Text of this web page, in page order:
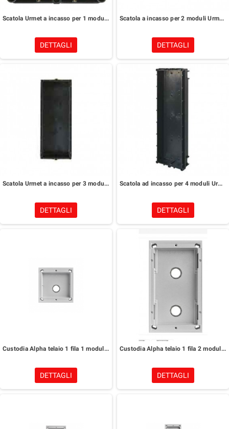
Scatola Urmet a incasso per 1 modulo 1145/51
DETTAGLI
Scatola a incasso per 2 moduli Urmet 1145/52
DETTAGLI
Scatola Urmet a incasso per 3 moduli 1145/53
DETTAGLI
Scatola ad incasso per 4 moduli Urmet 1145/54
DETTAGLI
Custodia Alpha telaio 1 fila 1 modulo Urmet 1168/311
DETTAGLI
Custodia Alpha telaio 1 fila 2 moduli Urmet 1168/312
DETTAGLI